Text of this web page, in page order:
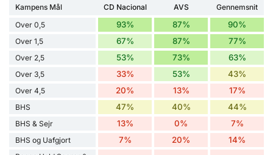
Kampens Mål CD Nacional AVS
Gennemsnit
Over 0,5
93% 87% 90%
Over 1,5 67% 87% 77%
Over 2,5 53% 73% 63%
Over 3,5 33% 53% 43%
Over 4,5 20% 13% 17%
BHS 47% 40% 44%
BHS & Sejr 13% 0% 7%
BHS og Uafgjort 7% 20% 14%